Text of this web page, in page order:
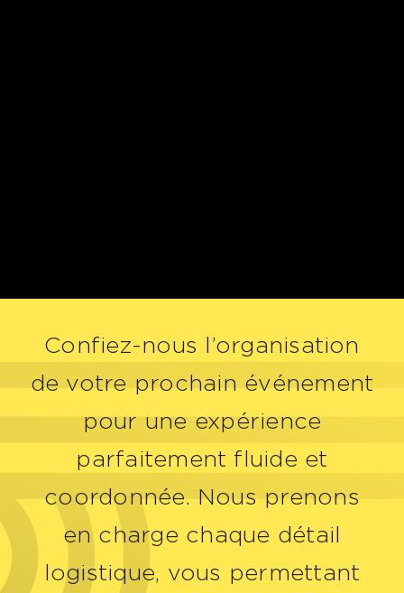
Confiez-nous l’organisation
de votre prochain événement
pour une expérience
parfaitement fluide et
coordonnée. Nous prenons
en charge chaque détail
logistique, vous permettant